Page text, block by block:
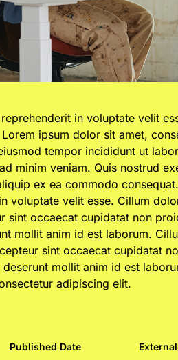
in voluptate velit
ipsum dolor sit amet,
tempor incididunt ut
minim veniam. Quis nostrud
ex ea commodo
voluptate velit esse. Cillum
sint occaecat cupidatat non
mollit anim id est laborum.
sint occaecat cupidatat
mollit anim id est
adipiscing elit.
Published Date